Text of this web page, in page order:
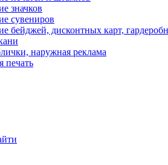
значков
сувениров
бейджей, дисконтных карт,
наружная реклама
печать